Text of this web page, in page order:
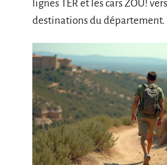
lignes TER et les cars ZOU!
destinations du département.